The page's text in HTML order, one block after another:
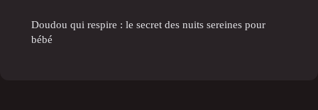
Doudou qui respire : le secret des nuits sereines pour
bébé